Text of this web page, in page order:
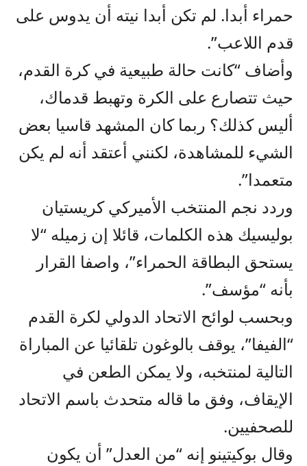
حمراء أبدا. لم تكن أبدا نيته أن يدوس على
قدم اللاعب”.
وأضاف “كانت حالة طبيعية في كرة القدم،
حيث تتصارع على الكرة وتهبط قدماك،
أليس كذلك؟ ربما كان المشهد قاسيا بعض
الشيء للمشاهدة، لكنني أعتقد أنه لم يكن
متعمدا”.
وردد نجم المنتخب الأميركي كريستيان
بوليسيك هذه الكلمات، قائلا إن زميله “لا
يستحق البطاقة الحمراء”، واصفا القرار
بأنه “مؤسف”.
وبحسب لوائح الاتحاد الدولي لكرة القدم
“الفيفا”، يوقف بالوغون تلقائيا عن المباراة
التالية لمنتخبه، ولا يمكن الطعن في
الإيقاف، وفق ما قاله متحدث باسم الاتحاد
للصحفيين.
وقال بوكيتينو إنه “من العدل” أن يكون